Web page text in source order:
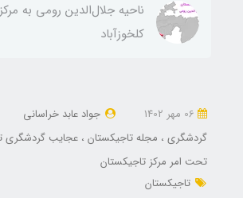
ناحيه جلال‌الدين رومی به
كلخوزآباد
جواد عابد خراسانی
گردشگری
مجله تاجیکستان عجایب گردشگری
تحت امر مرکز تاجیکستان
تاجیکستان